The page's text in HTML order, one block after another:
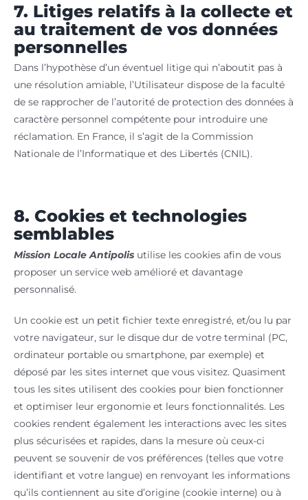
7. Litiges relatifs à la collecte et
au traitement de vos données
personnelles
Dans l’hypothèse d’un éventuel litige qui n’aboutit pas à
une résolution amiable, l’Utilisateur dispose de la faculté
de se rapprocher de l’autorité de protection des données à
caractère personnel compétente pour introduire une
réclamation. En France, il s’agit de la Commission
Nationale de l’Informatique et des Libertés (CNIL).
8. Cookies et technologies
semblables
Mission Locale Antipolis utilise les cookies afin de vous
proposer un service web amélioré et davantage
personnalisé.
Un cookie est un petit fichier texte enregistré, et/ou lu par
votre navigateur, sur le disque dur de votre terminal (PC,
ordinateur portable ou smartphone, par exemple) et
déposé par les sites internet que vous visitez. Quasiment
tous les sites utilisent des cookies pour bien fonctionner
et optimiser leur ergonomie et leurs fonctionnalités. Les
cookies rendent également les interactions avec les sites
plus sécurisées et rapides, dans la mesure où ceux-ci
peuvent se souvenir de vos préférences (telles que votre
identifiant et votre langue) en renvoyant les informations
qu’ils contiennent au site d’origine (cookie interne) ou à